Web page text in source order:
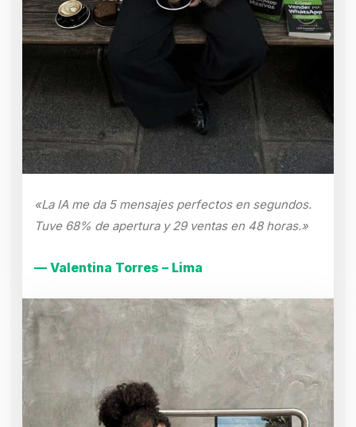
«La IA me da 5 mensajes perfectos en segundos.
Tuve 68% de apertura y 29 ventas en 48 horas.»
— Valentina Torres – Lima